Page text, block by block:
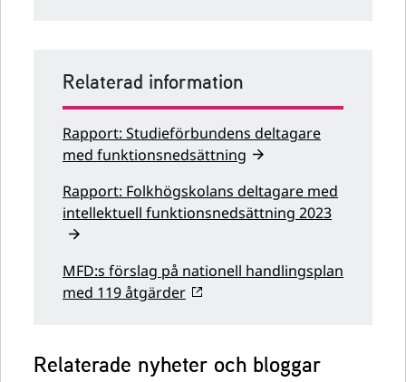
Relaterad information
Rapport: Studieförbundens deltagare
med funktionsnedsättning
Rapport: Folkhögskolans deltagare med
intellektuell funktionsnedsättning 2023
MFD:s förslag på nationell handlingsplan
med 119 åtgärder
Relaterade nyheter och bloggar